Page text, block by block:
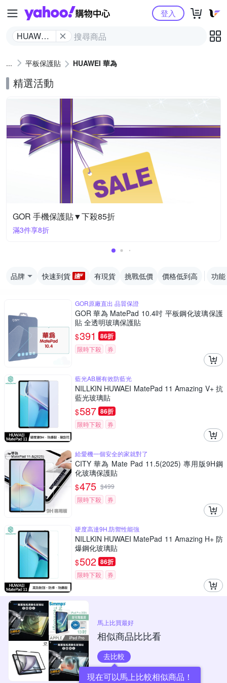
Yahoo購物中心
HUAWEI
登入
平板保護貼 HUAWEI 華為
精選活動
GOR 手機保護貼▼下殺85折
滿3件享8折
品牌 快速到貨 有現貨 挑戰低價 價格低到高 功能
GOR原廠直出 品質保證
GOR 華為 MatePad 10.4吋 平板鋼化玻璃保護
貼 全透明玻璃保護貼
$391 86折
限時下殺 券
藍光AB層有效防藍光
NILLKIN HUWAEI MatePad 11 Amazing V+ 抗
藍光玻璃貼
$587 86折
限時下殺 券
給愛機一個安全的家就對了
CITY 華為 Mate Pad 11.5(2025) 專用版9H鋼
化玻璃保護貼
$475 $499
限時下殺
券
硬度高達9H,防禦性能強
NILLKIN HUWAEI MatePad 11 Amazing H+ 防
爆鋼化玻璃貼
$502 86折
限時下殺 券
馬上比買最好
相似商品比比看
去比較
現在可以馬上比較相似商品！